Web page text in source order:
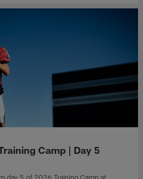
Camp | Day 5
day 5 of 2026 Training Camp at